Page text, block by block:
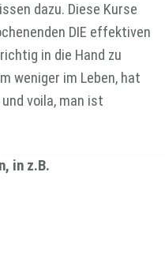
dazu. Diese Kurse
DIE effektiven
in die Hand zu
weniger im Leben, hat
voila, man ist
in z.B.